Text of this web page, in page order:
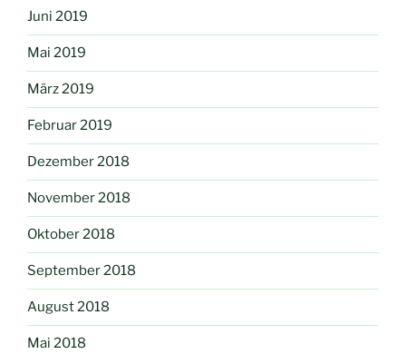
Juni 2019
Mai 2019
März 2019
Februar 2019
Dezember 2018
November 2018
Oktober 2018
September 2018
August 2018
Mai 2018